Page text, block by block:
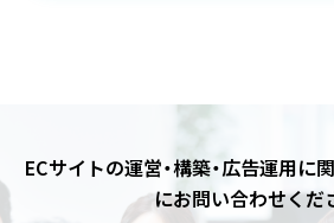
ECサイトの運営・構築・広告運用に
にお問い合わせくだ